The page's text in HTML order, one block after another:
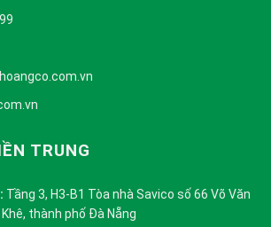
TRUNG
Tầng 3, H3-B1 Tòa nhà Savico số 66 Võ Văn
thành phố Đà Nẵng